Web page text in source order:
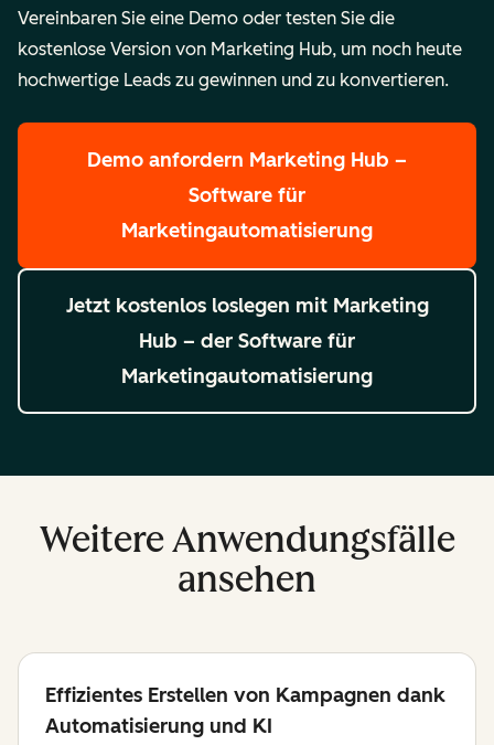
Vereinbaren Sie eine Demo oder testen Sie die
kostenlose Version von Marketing Hub, um noch heute
hochwertige Leads zu gewinnen und zu konvertieren.
Demo anfordern Marketing Hub –
Software für
Marketingautomatisierung
Jetzt kostenlos loslegen mit Marketing
Hub – der Software für
Marketingautomatisierung
Weitere Anwendungsfälle
ansehen
Effizientes Erstellen von Kampagnen dank
Automatisierung und KI